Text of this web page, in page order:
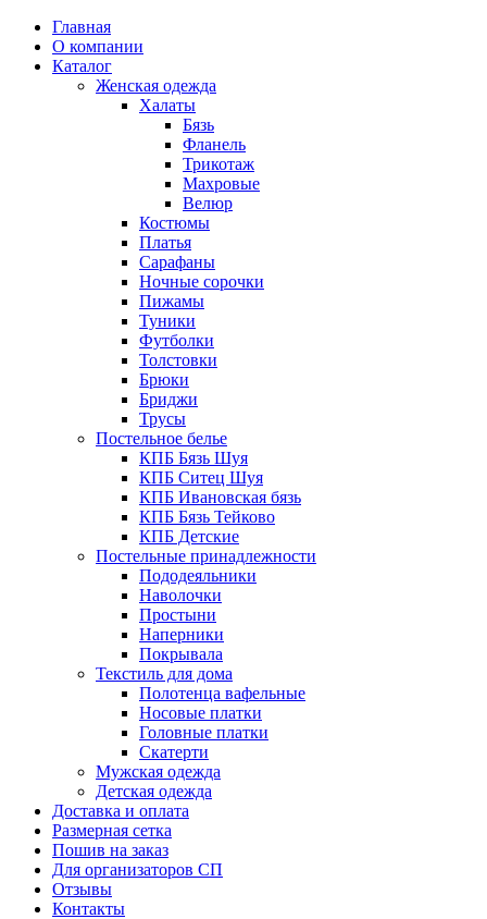
Главная
О компании
Каталог
Женская одежда
Халаты
Бязь
Фланель
Трикотаж
Махровые
Велюр
Костюмы
Платья
Сарафаны
Ночные сорочки
Пижамы
Туники
Футболки
Толстовки
Брюки
Бриджи
Трусы
Постельное белье
КПБ Бязь Шуя
КПБ Ситец Шуя
КПБ Ивановская бязь
КПБ Бязь Тейково
КПБ Детские
Постельные принадлежности
Пододеяльники
Наволочки
Простыни
Наперники
Покрывала
Текстиль для дома
Полотенца вафельные
Носовые платки
Головные платки
Скатерти
Мужская одежда
Детская одежда
Доставка и оплата
Размерная сетка
Пошив на заказ
Для организаторов СП
Отзывы
Контакты